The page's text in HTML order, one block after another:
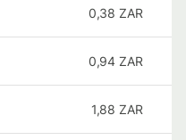
0,38 ZAR
0,94 ZAR
1,88 ZAR